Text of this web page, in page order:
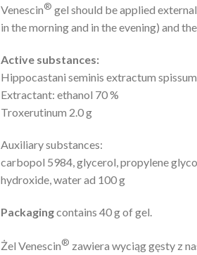
Venescin® gel should be applied
in the morning and in the evening) and
Active substances:
Hippocastani seminis extractum
Extractant: ethanol 70 %
Troxerutinum 2.0 g
Auxiliary substances:
carbopol 5984, glycerol, propylene
hydroxide, water ad 100 g
Packagingcontains 40 g of gel.
Żel Venescin® zawiera wyciąg gęsty z